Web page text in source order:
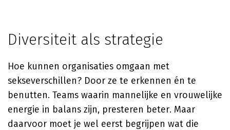
Diversiteit als strategie
Hoe kunnen organisaties omgaan met
sekseverschillen? Door ze te erkennen én te
benutten. Teams waarin mannelijke en vrouwelijke
energie in balans zijn, presteren beter. Maar
daarvoor moet je wel eerst begrijpen wat die